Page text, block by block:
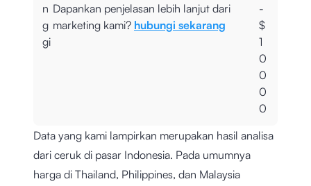
n
g
gi
Dapankan penjelasan lebih lanjut dari
marketing kami? hubungi sekarang
-
$
1
0
0
0
0
Data yang kami lampirkan merupakan hasil analisa
dari ceruk di pasar Indonesia. Pada umumnya
harga di Thailand, Philippines, dan Malaysia